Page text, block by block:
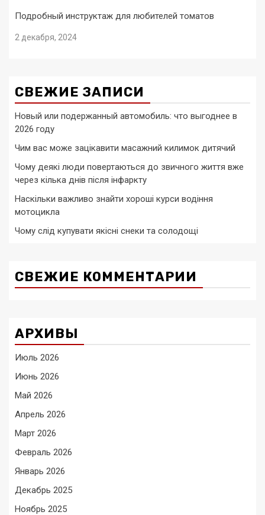
Подробный инструктаж для любителей томатов
2 декабря, 2024
СВЕЖИЕ ЗАПИСИ
Новый или подержанный автомобиль: что выгоднее в
2026 году
Чим вас може зацікавити масажний килимок дитячий
Чому деякі люди повертаються до звичного життя вже
через кілька днів після інфаркту
Наскільки важливо знайти хороші курси водіння
мотоцикла
Чому слід купувати якісні снеки та солодощі
СВЕЖИЕ КОММЕНТАРИИ
АРХИВЫ
Июль 2026
Июнь 2026
Май 2026
Апрель 2026
Март 2026
Февраль 2026
Январь 2026
Декабрь 2025
Ноябрь 2025